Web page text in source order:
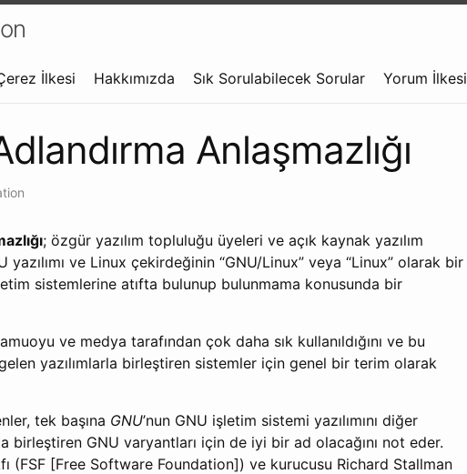
İlkesi Hakkımızda Sık Sorulabilecek Sorular Yorum İlkesi
Anlaşmazlığı
; özgür yazılım topluluğu üyeleri ve açık kaynak yazılım
yazılımı ve Linux çekirdeğinin “GNU/Linux” veya “Linux” olarak bir
sistemlerine atıfta bulunup bulunmama konusunda bir
ve medya tarafından çok daha sık kullanıldığını ve bu
yazılımlarla birleştiren sistemler için genel bir terim olarak
tek başına GNU’nun GNU işletim sistemi yazılımını diğer
birleştiren GNU varyantları için de iyi bir ad olacağını not eder.
(FSF [Free Software Foundation]) ve kurucusu Richard Stallman